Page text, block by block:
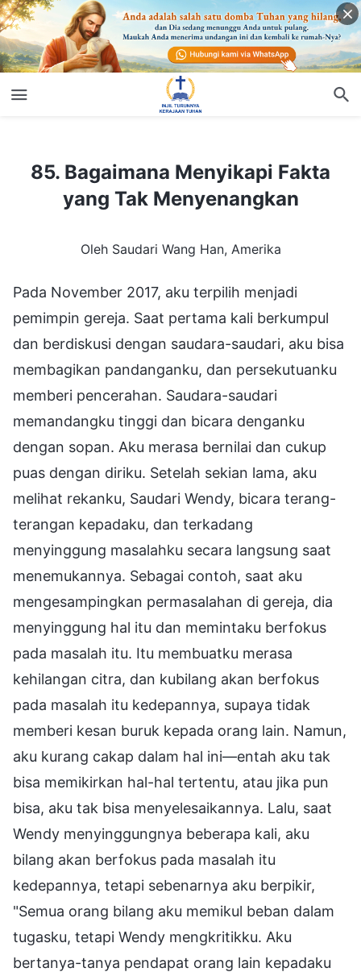
85. Bagaimana Menyikapi Fakta
yang Tak Menyenangkan
Oleh Saudari Wang Han, Amerika
Pada November 2017, aku terpilih menjadi
pemimpin gereja. Saat pertama kali berkumpul
dan berdiskusi dengan saudara-saudari, aku bisa
membagikan pandanganku, dan persekutuanku
memberi pencerahan. Saudara-saudari
memandangku tinggi dan bicara denganku
dengan sopan. Aku merasa bernilai dan cukup
puas dengan diriku. Setelah sekian lama, aku
melihat rekanku, Saudari Wendy, bicara terang-
terangan kepadaku, dan terkadang
menyinggung masalahku secara langsung saat
menemukannya. Sebagai contoh, saat aku
mengesampingkan permasalahan di gereja, dia
menyinggung hal itu dan memintaku berfokus
pada masalah itu. Itu membuatku merasa
kehilangan citra, dan kubilang akan berfokus
pada masalah itu kedepannya, supaya tidak
memberi kesan buruk kepada orang lain. Namun,
aku kurang cakap dalam hal ini—entah aku tak
bisa memikirkan hal-hal tertentu, atau jika pun
bisa, aku tak bisa menyelesaikannya. Lalu, saat
Wendy menyinggungnya beberapa kali, aku
bilang akan berfokus pada masalah itu
kedepannya, tetapi sebenarnya aku berpikir,
"Semua orang bilang aku memikul beban dalam
tugasku, tetapi Wendy mengkritikku. Aku
bertanya-tanya pendapat orang lain kepadaku